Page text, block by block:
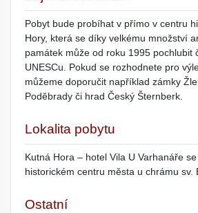
Pobyt bude probíhat v přímo v centru
Hory, která se díky velkému množství
památek může od roku 1995 pochlubit
UNESCu. Pokud se rozhodnete pro
můžeme doporučit například zámky
Poděbrady či hrad Český Šternberk.
Lokalita pobytu
Kutná Hora – hotel Vila U Varhanáře
historickém centru města u chrámu sv.
Ostatní